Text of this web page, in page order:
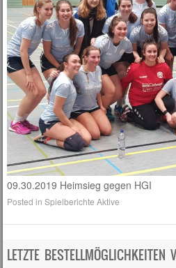
09.30.2019 Heimsieg gegen HGI
Posted inSpielberichte Aktive
LETZTE BESTELLMÖGLICHKEITEN